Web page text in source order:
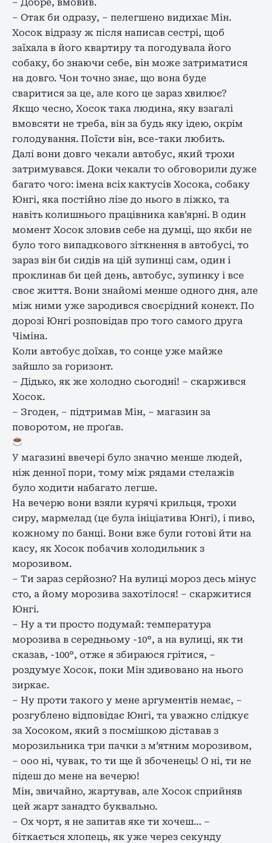
– Добре, вмовив.
– Отак би одразу, – пелегшено видихає Мін.
Хосок відразу ж після написав сестрі, щоб
заїхала в його квартиру та погодувала його
собаку, бо знаючи себе, він може затриматися
на довго. Чон точно знає, що вона буде
сваритися за це, але кого це зараз хвилює?
Якщо чесно, Хосок така людина, яку взагалі
вмовсяти не треба, він за будь яку ідею, окрім
голодування. Поїсти він, все-таки любить.
Далі вони довго чекали автобус, який трохи
затримувався. Доки чекали то обговорили дуже
багато чого: імена всіх кактусів Хосока, собаку
Юнгі, яка постійно лізе до нього в ліжко, та
навіть колишнього працівника кав’ярні. В один
момент Хосок зловив себе на думці, що якби не
було того випадкового зіткнення в автобусі, то
зараз він би сидів на цій зупинці сам, один і
проклинав би цей день, автобус, зупинку і все
своє життя. Вони знайомі менше одного дня, але
між ними уже зародився своєрідний конект. По
дорозі Юнгі розповідав про того самого друга
Чіміна.
Коли автобус доїхав, то сонце уже майже
зайшло за горизонт.
– Дідько, як же холодно сьогодні! – скаржився
Хосок.
– Згоден, – підтримав Мін, – магазин за
поворотом, не проґав.
У магазині ввечері було значно менше людей,
ніж денної пори, тому між рядами стелажів
було ходити набагато легше.
На вечерю вони взяли курячі крильця, трохи
сиру, мармелад (це була ініціатива Юнгі), і пиво,
кожному по банці. Вони вже були готові йти на
касу, як Хосок побачив холодильник з
морозивом.
– Ти зараз серйозно? На вулиці мороз десь мінус
сто, а йому морозива захотілося! – скаржитися
Юнгі.
– Ну а ти просто подумай: температура
морозива в середньому -10°, а на вулиці, як ти
сказав, -100°, отже я збираюся грітися, –
роздумує Хосок, поки Мін здивовано на нього
зиркає.
– Ну проти такого у мене аргументів немає, –
розгублено відповідає Юнгі, та уважно слідкує
за Хосоком, який з посмішкою діставав з
морозильника три пачки з м’ятним морозивом,
– ооо ні, чувак, то ти ще й збоченець! О ні, ти не
підеш до мене на вечерю!
Мін, звичайно, жартував, але Хосок сприйняв
цей жарт занадто буквально.
– Ох чорт, я не запитав яке ти хочеш… –
біткається хлопець, як уже через секунду